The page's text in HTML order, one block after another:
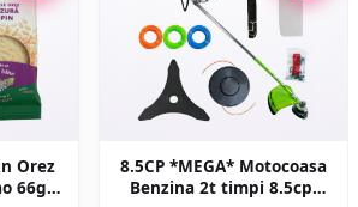
Orez
66g +
8.5CP *MEGA* Motocoasa
Benzina 2t timpi 8.5cp,